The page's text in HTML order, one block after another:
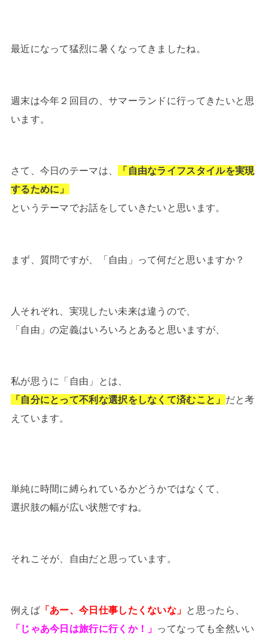
最近になって猛烈に暑くなってきましたね。
週末は今年２回目の、サマーランドに行ってきたいと思
います。
さて、今日のテーマは、
「自由なライフスタイルを実現
するために」
というテーマでお話をしていきたいと思います。
まず、質問ですが、「自由」って何だと思いますか？
人それぞれ、実現したい未来は違うので、
「自由」の定義はいろいろとあると思いますが、
私が思うに「自由」とは、
「自分にとって不利な選択をしなくて済むこと」 だと考
えています。
単純に時間に縛られているかどうかではなくて、
選択肢の幅が広い状態ですね。
それこそが、自由だと思っています。
例えば「あー、今日仕事したくないな」 と思ったら、
「じゃあ今日は旅行に行くか！」 ってなっても全然いい